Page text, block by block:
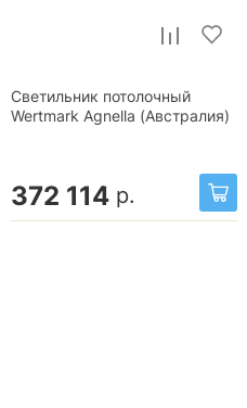
Светильник потолочный
Wertmark Agnella (Австралия)
372 114 р.